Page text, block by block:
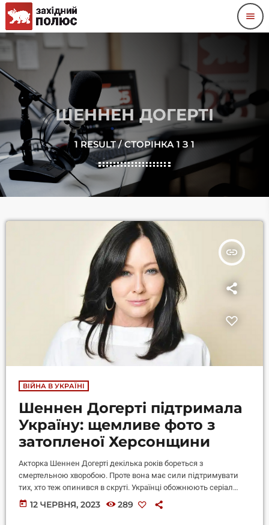
menu
ШЕННЕН ДОГЕРТІ
1 RESULT / СТОРІНКА 1 З 1
insert_link
ВІЙНА В УКРАЇНІ
Шеннен Догерті підтримала
Україну: щемливе фото з
затопленої Херсонщини
Акторка Шеннен Догерті декілька років бореться з
смертельною хворобою. Проте вона має сили підтримувати
тих, хто теж опинився в скруті. Українці обожнюють серіал
"Зачаровані" (або "Всі жінки - відьми" у різних перекладах).
Одна з головних зірок серіалу Шеннен Догерті також
today 12 ЧЕРВНЯ, 2023 289